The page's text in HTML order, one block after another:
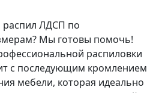
распил ЛДСП по
Мы готовы помочь!
распиловки
с последующим кромлением
мебели, которая идеально